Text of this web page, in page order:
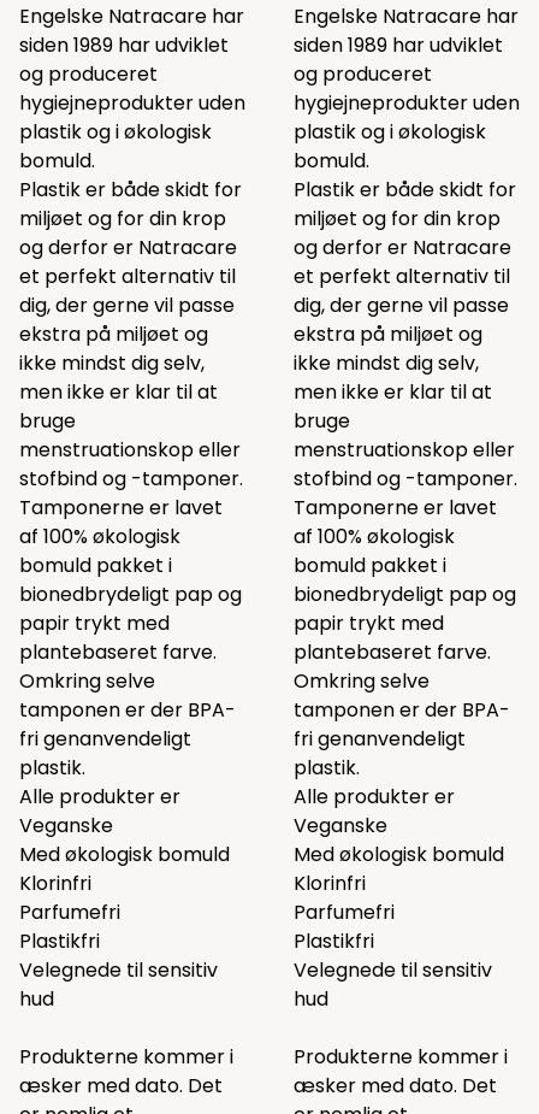
Engelske Natracare har
siden 1989 har udviklet
og produceret
hygiejneprodukter uden
plastik og i økologisk
bomuld.
Plastik er både skidt for
miljøet og for din krop
og derfor er Natracare
et perfekt alternativ til
dig, der gerne vil passe
ekstra på miljøet og
ikke mindst dig selv,
men ikke er klar til at
bruge
menstruationskop eller
stofbind og -tamponer.
Tamponerne er lavet
af 100% økologisk
bomuld pakket i
bionedbrydeligt pap og
papir trykt med
plantebaseret farve.
Omkring selve
tamponen er der BPA-
fri genanvendeligt
plastik.
Alle produkter er
Veganske
Med økologisk bomuld
Klorinfri
Parfumefri
Plastikfri
Velegnede til sensitiv
hud
Produkterne kommer i
æsker med dato. Det
Engelske Natracare har
siden 1989 har udviklet
og produceret
hygiejneprodukter uden
plastik og i økologisk
bomuld.
Plastik er både skidt for
miljøet og for din krop
og derfor er Natracare
et perfekt alternativ til
dig, der gerne vil passe
ekstra på miljøet og
ikke mindst dig selv,
men ikke er klar til at
bruge
menstruationskop eller
stofbind og -tamponer.
Tamponerne er lavet
af 100% økologisk
bomuld pakket i
bionedbrydeligt pap og
papir trykt med
plantebaseret farve.
Omkring selve
tamponen er der BPA-
fri genanvendeligt
plastik.
Alle produkter er
Veganske
Med økologisk bomuld
Klorinfri
Parfumefri
Plastikfri
Velegnede til sensitiv
hud
Produkterne kommer i
æsker med dato. Det